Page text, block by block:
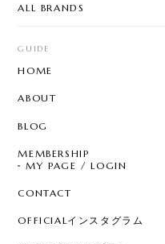
ALL BRANDS
GUIDE
HOME
ABOUT
BLOG
MEMBERSHIP
MY PAGE / LOGIN
CONTACT
OFFICIALインスタグラム